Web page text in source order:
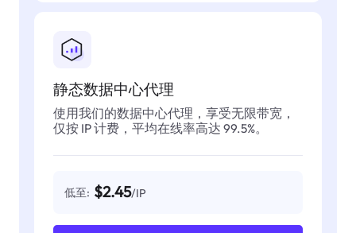
静态数据中心代理
使用我们的数据中心代理，享受无限带宽，
仅按 IP 计费，平均在线率高达 99.5%。
低至: $2.45/IP